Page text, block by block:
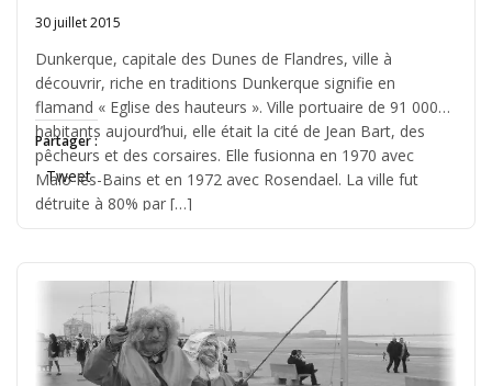
Written
Jérémie
30 juillet 2015
Dunkerque, capitale des Dunes de Flandres, ville à
découvrir, riche en traditions Dunkerque signifie en
flamand « Eglise des hauteurs ». Ville portuaire de 91 000
habitants aujourd’hui, elle était la cité de Jean Bart, des
pêcheurs et des corsaires. Elle fusionna en 1970 avec
Malo-les-Bains et en 1972 avec Rosendael. La ville fut
détruite à 80% par […]
Partager :
Tweet